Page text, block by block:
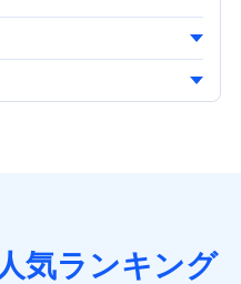
気ランキング